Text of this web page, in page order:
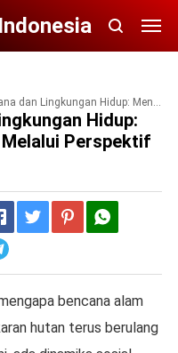
Hidup: Mengatasi Krisis Ekologi melalui Perspektif Sosial
Hidup:
Perspektif
bencana alam
hutan terus berulang